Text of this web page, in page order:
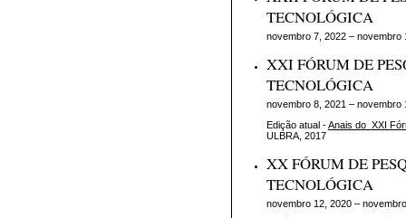
TECNOLÓGICA
novembro 7, 2022 – novembro
XXI FÓRUM DE
TECNOLÓGICA
novembro 8, 2021 – novembro
Edição atual -Anais do XXI
ULBRA, 2017
XX FÓRUM DE
TECNOLÓGICA
novembro 12, 2020 –